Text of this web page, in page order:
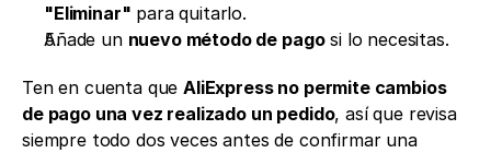
"Eliminar" para quitarlo.
Añade un nuevo método de pago si lo necesitas.
Ten en cuenta que AliExpress no permite cambios
de pago una vez realizado un pedido, así que revisa
siempre todo dos veces antes de confirmar una